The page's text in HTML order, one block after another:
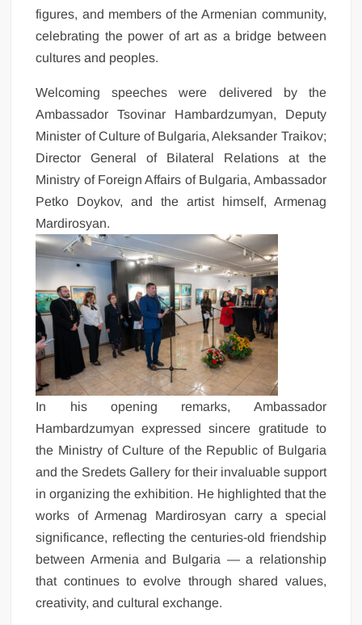
figures, and members of the Armenian community,
celebrating the power of art as a bridge between
cultures and peoples.
Welcoming speeches were delivered by the
Ambassador Tsovinar Hambardzumyan, Deputy
Minister of Culture of Bulgaria, Aleksander Traikov;
Director General of Bilateral Relations at the
Ministry of Foreign Affairs of Bulgaria, Ambassador
Petko Doykov, and the artist himself, Armenag
Mardirosyan.
In his opening remarks, Ambassador
Hambardzumyan expressed sincere gratitude to
the Ministry of Culture of the Republic of Bulgaria
and the Sredets Gallery for their invaluable support
in organizing the exhibition. He highlighted that the
works of Armenag Mardirosyan carry a special
significance, reflecting the centuries-old friendship
between Armenia and Bulgaria — a relationship
that continues to evolve through shared values,
creativity, and cultural exchange.